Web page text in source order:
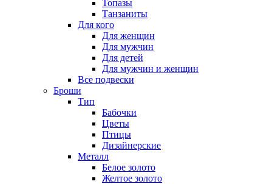
Топазы
Танзаниты
Для кого
Для женщин
Для мужчин
Для детей
Для мужчин и женщин
Все подвески
Броши
Тип
Бабочки
Цветы
Птицы
Дизайнерские
Металл
Белое золото
Желтое золото